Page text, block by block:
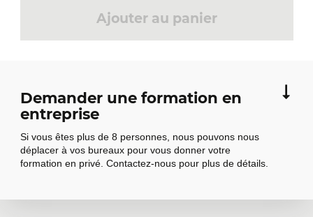
Ajouter au panier
Demander une formation en
entreprise
Si vous êtes plus de 8 personnes, nous pouvons nous
déplacer à vos bureaux pour vous donner votre
formation en privé. Contactez-nous pour plus de détails.